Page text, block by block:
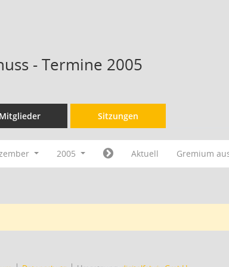
- Termine 2005
Mitglieder Sitzungen
2005 Aktuell Gremium